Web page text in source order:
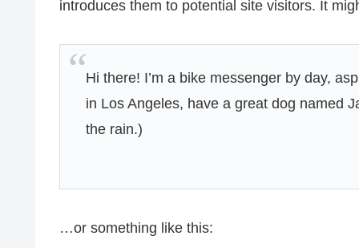
introduces them to potential site visitors. It
Hi there! I’m a bike messenger by day,
in Los Angeles, have a great dog named
the rain.)
…or something like this: